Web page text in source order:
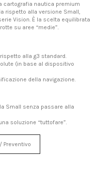
cartografia nautica premium
rispetto alla versione Small,
Vision. È la scelta equilibrata
su aree “medie”.
alla g3 standard.
(in base al dispositivo
della navigazione.
Small senza passare alla
soluzione “tuttofare”.
Preventivo